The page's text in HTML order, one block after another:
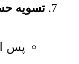
تسویه
پس